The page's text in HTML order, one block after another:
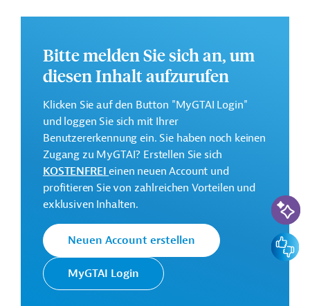
kV-Freileitung zwischen den Städten Ulke und
Karabatan im Westen des Landes. Ferner soll in
220 kV-Schaltanlage ausgebaut und an der
Umspannstation in Ulke eine 500 kV-Schaltanlage
gebaut werden.
Weitere Informationen zu dem geplanten
Entwicklungsprojekt finden Sie auf der Webseite der
EBRD
.
GTAI informiert über dieEBRD: Schwerpunkte,
Regularien und praktische Hinweise zur
Geschäftsanbahnung.
Gesamtkosten:
Bitte melden Sie sich an, um
diesen Inhalt aufzurufen
Klicken Sie auf den Button "MyGTAI Login"
und loggen Sie sich mit Ihrer
Benutzererkennung ein. Sie haben noch keinen
Zugang zu MyGTAI? Erstellen Sie sich
KOSTENFREIeinen neuen Account und
profitieren Sie von zahlreichen Vorteilen und
exklusiven Inhalten.
Neuen Account erstellen
MyGTAI Login
KI-